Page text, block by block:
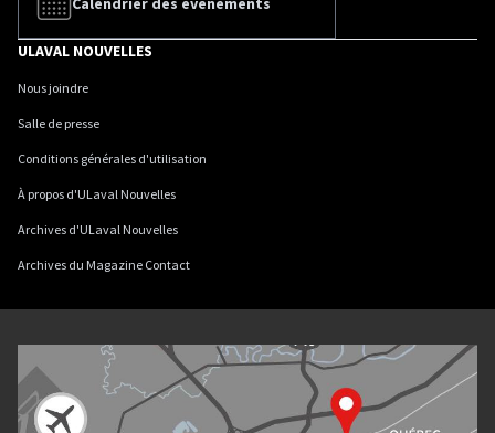
ULAVAL NOUVELLES
Nous joindre
Salle de presse
Conditions générales d'utilisation
À propos d'ULaval Nouvelles
Archives d'ULaval Nouvelles
Archives du Magazine Contact